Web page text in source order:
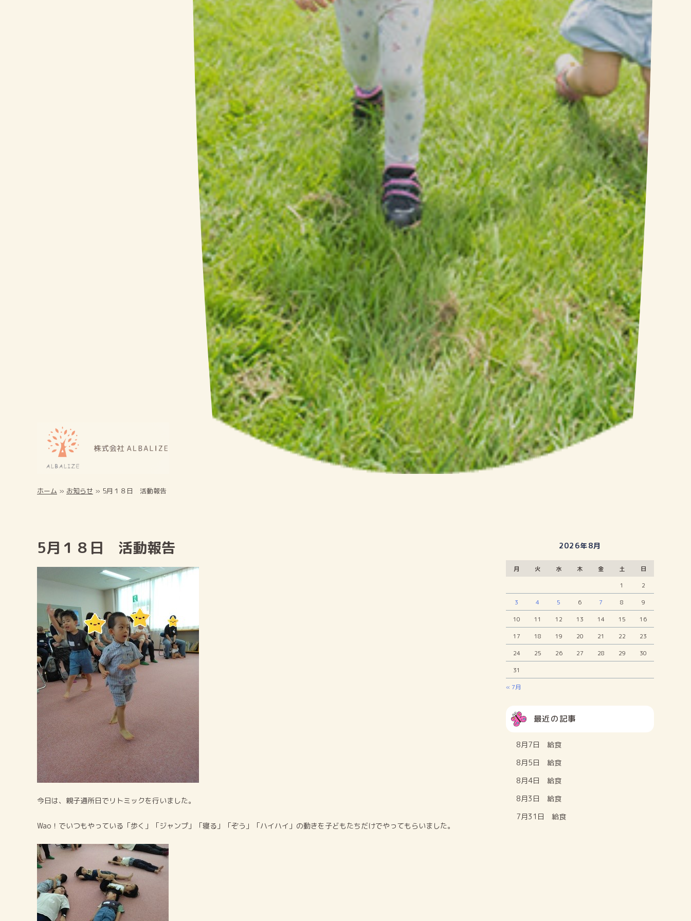
ホーム » お知らせ » 5月１８日 活動報告
5月１８日 活動報告
今日は、親子通所日でリトミックを行いました。
Wao！でいつもやっている「歩く」「ジャンプ」「寝る」「ぞう」「ハイハイ」の動きを子どもたちだけでやってもらいました。
2026年8月
月 火 水 木 金 土 日
« 7月
1 2
3 4 5 6 7 8 9
10 11 12 13 14 15 16
17 18 19 20 21 22 23
24 25 26 27 28 29 30
31
最近の記事
8月7日 給食
8月5日 給食
8月4日 給食
8月3日 給食
7月31日 給食